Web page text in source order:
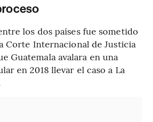
los dos países fue sometido
Corte Internacional de Justicia
Guatemala avalara en una
en 2018 llevar el caso a La